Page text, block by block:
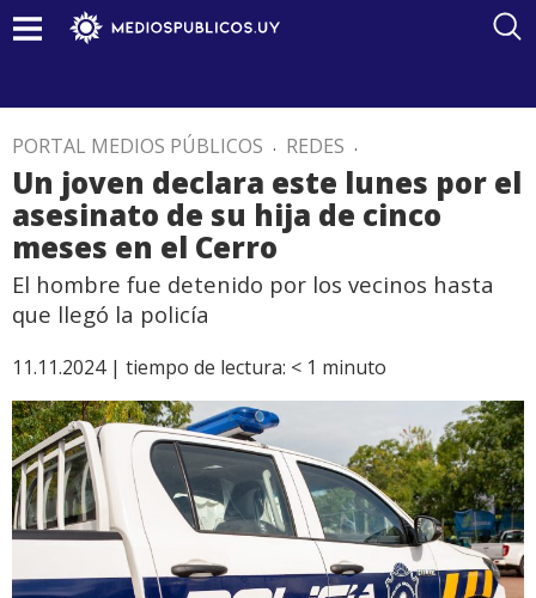
PORTAL MEDIOS PÚBLICOS . REDES .
Un joven declara este lunes por el
asesinato de su hija de cinco
meses en el Cerro
El hombre fue detenido por los vecinos hasta
que llegó la policía
11.11.2024 | tiempo de lectura: < 1 minuto